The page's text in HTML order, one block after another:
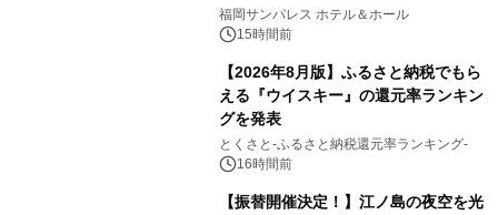
福岡サンパレス ホテル＆ホール
15時間前
【2026年8月版】ふるさと納税でもら
える『ウイスキー』の還元率ランキン
グを発表
とくさと-ふるさと納税還元率ランキング-
16時間前
【振替開催決定！】江ノ島の夜空を光